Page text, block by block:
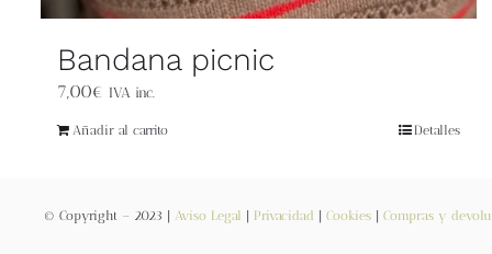
Bandana picnic
7,00€ IVA inc.
Añadir al carrito Detalles
© Copyright – 2023 | Aviso Legal | Privacidad | Cookies| Compras y